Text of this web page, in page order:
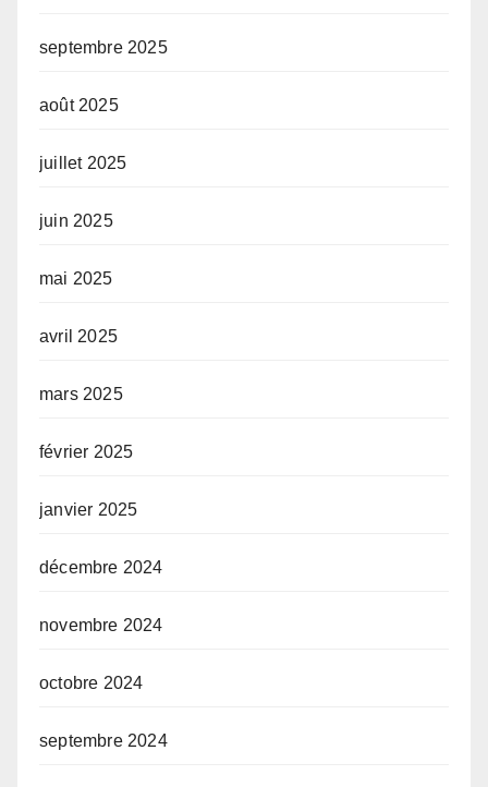
septembre 2025
août 2025
juillet 2025
juin 2025
mai 2025
avril 2025
mars 2025
février 2025
janvier 2025
décembre 2024
novembre 2024
octobre 2024
septembre 2024